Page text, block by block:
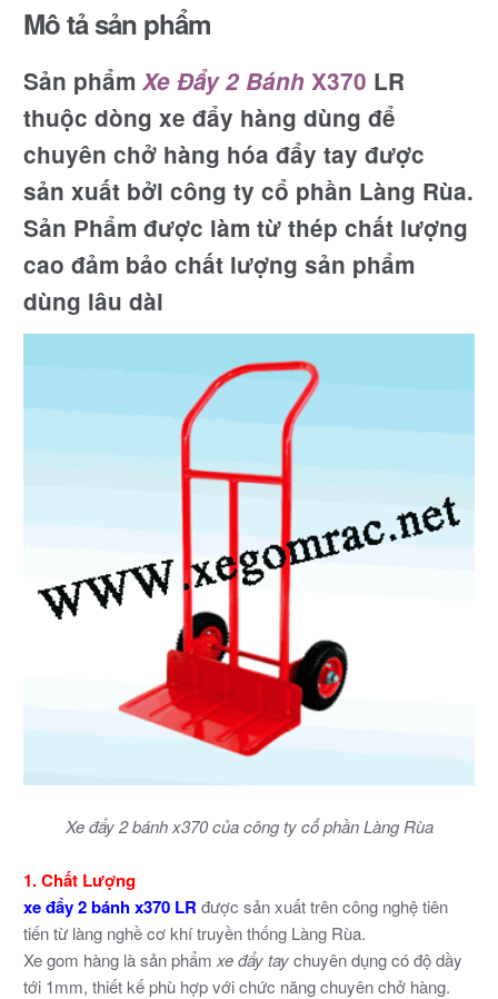
Mô tả sản phẩm
Sản phẩm Xe Đẩy 2 BánhX370 LR
thuộc dòng xe đẩy hàng dùng để
chuyên chở hàng hóa đẩy tay được
sản xuất bởi công ty cổ phần Làng Rùa.
Sản Phẩm được làm từ thép chất lượng
cao đảm bảo chất lượng sản phẩm
dùng lâu dài
Xe đẩy 2 bánh x370 của công ty cổ phần Làng Rùa
1. Chất Lượng
xe đẩy 2 bánh x370 LR được sản xuất trên công nghệ tiên
tiến từ làng nghề cơ khí truyền thống Làng Rùa.
Xe gom hàng là sản phẩm xe đẩy taychuyên dụng có độ dầy
tới 1mm, thiết kế phù hợp với chức năng chuyên chở hàng.